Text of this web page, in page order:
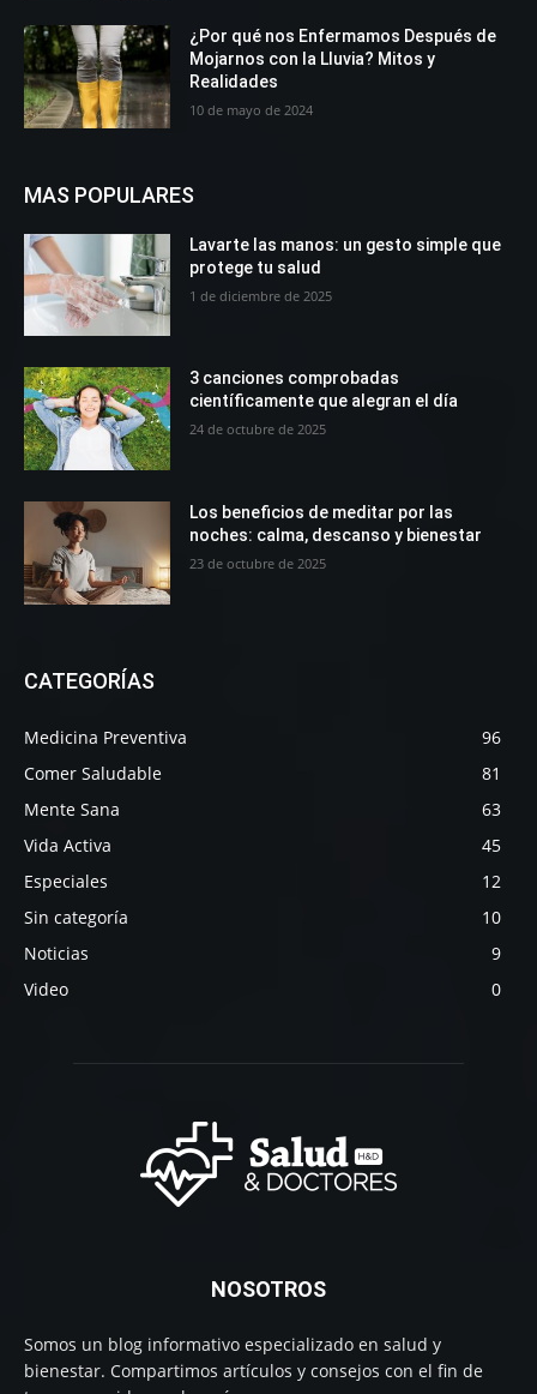
¿Por qué nos Enfermamos Después de
Mojarnos con la Lluvia? Mitos y
Realidades
10 de mayo de 2024
MAS POPULARES
Lavarte las manos: un gesto simple que
protege tu salud
1 de diciembre de 2025
3 canciones comprobadas
científicamente que alegran el día
24 de octubre de 2025
Los beneficios de meditar por las
noches: calma, descanso y bienestar
23 de octubre de 2025
CATEGORÍAS
Medicina Preventiva
96
Comer Saludable
81
Mente Sana
63
Vida Activa
45
Especiales
12
Sin categoría
10
Noticias
9
Video
0
NOSOTROS
Somos un blog informativo especializado en salud y
bienestar. Compartimos artículos y consejos con el fin de